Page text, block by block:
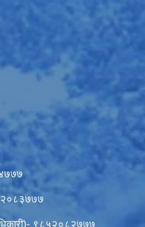
९८५२०८२७७७